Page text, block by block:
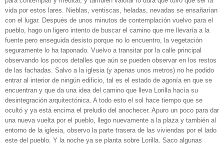
vida por estos lares. Nieblas, ventiscas, heladas, nevadas se ensañarían
con el lugar. Después de unos minutos de contemplación vuelvo para el
pueblo, hago un ligero intento de buscar el camino que me llevaría a la
fuente pero enseguida desisto porque no lo encuentro, la vegetación
seguramente lo ha taponado. Vuelvo a transitar por la calle principal
observando los pocos detalles que aún se pueden observar en los restos
de las fachadas. Salvo a la iglesia (y apenas unos metros) no he podido
entrar al interior de ningún edificio, tal es el estado de agonía en que se
encuentran y que da una idea del camino que lleva Lorilla hacía su
desintegración arquitectónica. A todo esto el sol hace tiempo que se
ocultó y ya está encima el preludio del anochecer. Apuro un poco para dar
una nueva vuelta por el pueblo, llego nuevamente a la plaza y también al
entorno de la iglesia, observo la parte trasera de las viviendas por el lado
este del pueblo. Y la noche ya se planta sobre Lorilla. Saco algunas